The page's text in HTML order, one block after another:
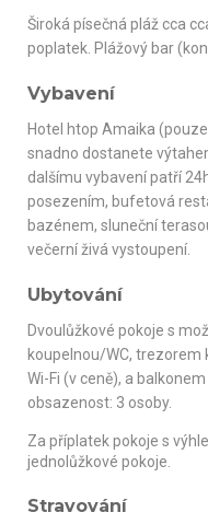
Široká písečná pláž cca
poplatek. Plážový bar
Vybavení
Hotel htop Amaika
snadno dostanete
dalšímu vybavení patří
posezením, bufetová
bazénem, sluneční
večerní živá vystoupení.
Ubytování
Dvoulůžkové pokoje s
koupelnou/WC, trezorem
Wi-Fi (v ceně), a
obsazenost: 3 osoby.
Za příplatek pokoje s
jednolůžkové pokoje.
Stravování